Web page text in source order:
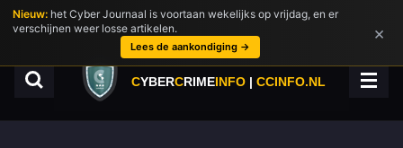
Ga
direct
hoofdinhoud
CYBERCRIMEINFO | CCINFO.NL
Nieuw: het Cyber Journaal is voortaan wekelijks op vrijdag, en er
verschijnen weer losse artikelen.
Lees de aankondiging →
×